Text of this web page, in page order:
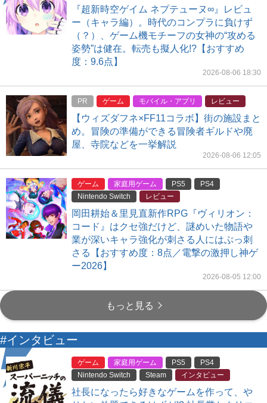
『超新時空ゲイム ネプテューヌ∞』レビュ
ー（キャラ編）。時代のコンプラに負けず
（？）、ゲーム機モチーフの女神の“攻める
姿勢”は健在。転売も擬人化!?【おすすめ
度：9.6点】
2026-08-06 18:30
PR ゲーム モバイル・アプリ レビュー
【ウィズダフネ×FF11コラボ】街の施設まと
め。冒険の準備ができる冒険者ギルドや廃
屋、寺院などを一挙解説
2026-08-06 12:05
ゲーム 家庭用ゲーム PS5
PS4
Nintendo Switch
レビュー
岡田耕始＆里見直新作RPG『ヴィリオン：
コード』はクセ強だけど、謎めいた物語や
業が深いキャラ強化が刺さる人にはぶっ刺
さる【おすすめ度：8点／電撃の激押し神ゲ
ー2026】
2026-08-05 12:00
もっと見る
#インタビュー
ゲーム 家庭用ゲーム PS5
PS4
Nintendo Switch
Steam インタビュー
社長になったら好きなゲームを作って、や